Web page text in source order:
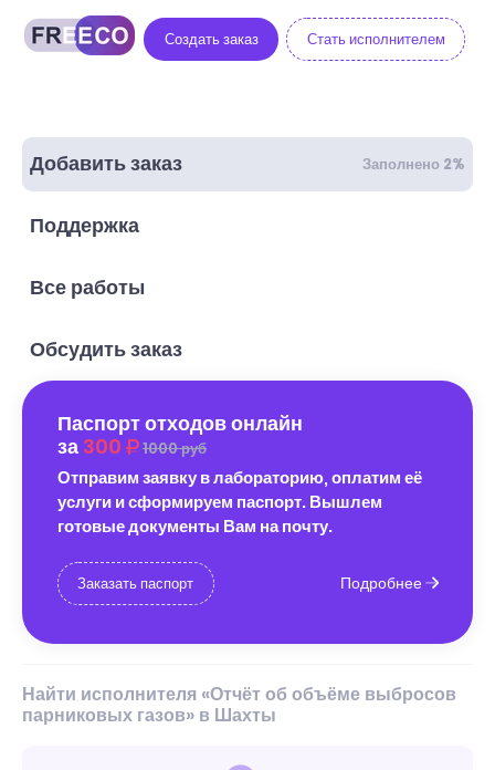
Создать заказ Стать исполнителем
Добавить заказ Заполнено 2%
Поддержка
Все работы
Обсудить заказ
Паспорт отходов онлайн
за 300 1000 руб
Отправим заявку в лабораторию, оплатим её
услуги и сформируем паспорт. Вышлем
готовые документы Вам на почту.
Заказать паспорт Подробнее
Найти исполнителя «Отчёт об объёме выбросов
парниковых газов» в Шахты